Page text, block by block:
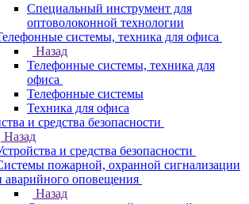
Специальный инструмент для
оптоволоконной технологии
системы, техника для офиса
Назад
Телефонные системы, техника для
офиса
Телефонные системы
Техника для офиса
и средства безопасности
Назад
и средства безопасности
пожарной, охранной сигнализации
аварийного оповещения
Назад